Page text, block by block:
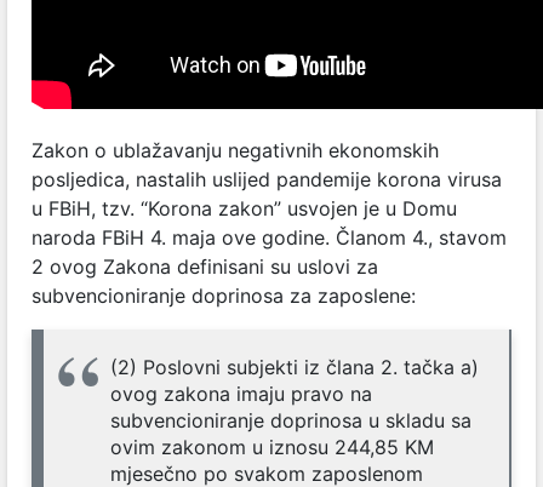
Zakon o ublažavanju negativnih ekonomskih
posljedica, nastalih uslijed pandemije korona virusa
u FBiH, tzv. “Korona zakon” usvojen je u Domu
naroda FBiH 4. maja ove godine. Članom 4., stavom
2 ovog Zakona definisani su uslovi za
subvencioniranje doprinosa za zaposlene:
(2) Poslovni subjekti iz člana 2. tačka a)
ovog zakona imaju pravo na
subvencioniranje doprinosa u skladu sa
ovim zakonom u iznosu 244,85 KM
mjesečno po svakom zaposlenom